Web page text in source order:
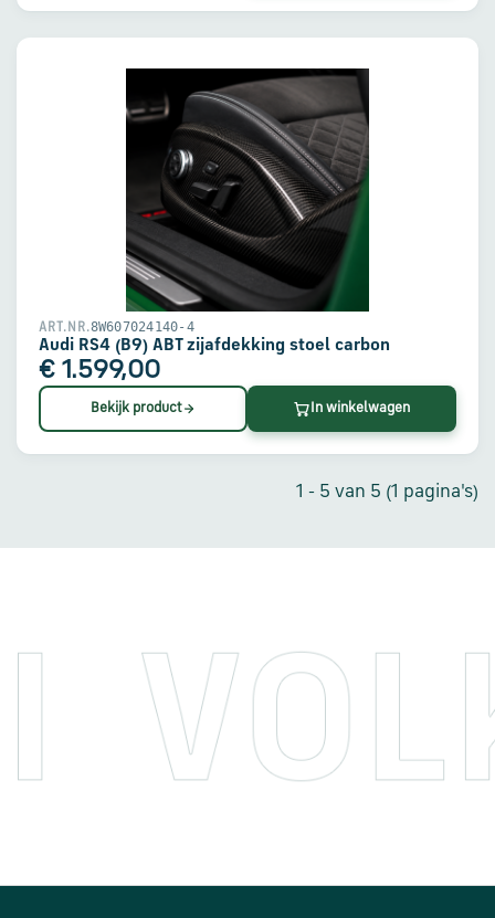
ART.NR.8W607024140-4
Audi RS4 (B9) ABT zijafdekking stoel carbon
€ 1.599,00
Bekijk product In winkelwagen
1 - 5 van 5 (1 pagina's)